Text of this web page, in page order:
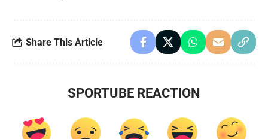
Share This Article
SPORTUBE REACTION